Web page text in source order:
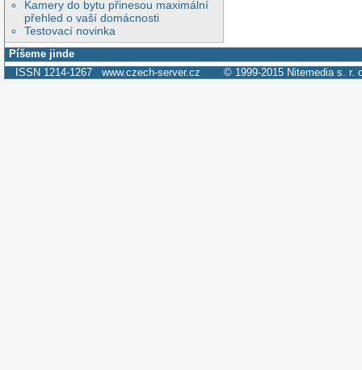
Kamery do bytu přinesou maximální
přehled o vaší domácnosti
Testovací novinka
Píšeme jinde
ISSN 1214-1267 www.czech-server.cz © 1999-2015 Nitemedia s. r.